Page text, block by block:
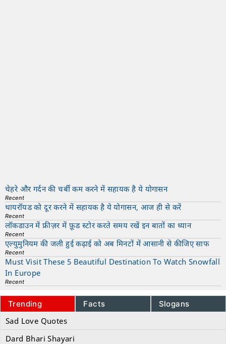
चेहरे और गर्दन की चर्बी कम करने में सहायक है ये योगासन
Recent
थायरॉयड को दूर करने में सहायक है ये योगासन, आज ही से करें
Recent
लॉकडाउन में फ्रीज़र में फ़ूड स्टोर करते समय रखें इन बातों का ध्यान
Recent
एल्युमुनियम की जली हुई कढ़ाई को अब मिनटों में आसानी से कीजिए साफ
Recent
Must Visit These 5 Beautiful Destination To Watch Snowfall
In Europe
Recent
Trending Facts Slogans
Sad Love Quotes
Dard Bhari Shayari